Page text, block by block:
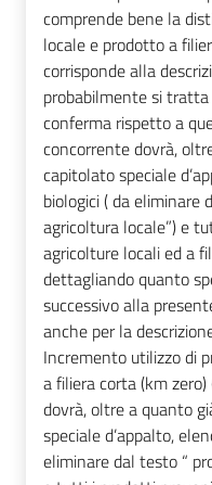
comprende bene la
locale e prodotto a
corrisponde alla
probabilmente si
conferma rispetto a
concorrente dovrà,
capitolato speciale
biologici ( da eliminare
agricoltura locale”) e
agricolture locali ed a
dettagliando quanto
successivo alla
anche per la
Incremento utilizzo di
a filiera corta (km
dovrà, oltre a quanto
speciale d’appalto,
eliminare dal testo “